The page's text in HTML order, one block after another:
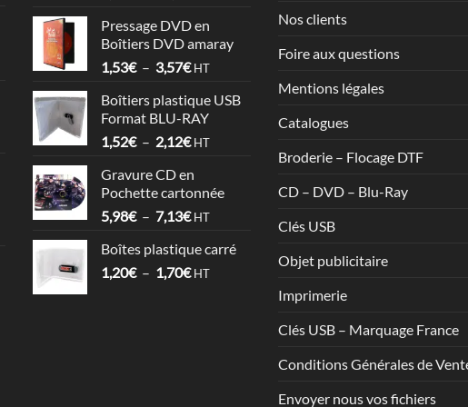
prix :
6,78€
à
Pressage DVD en
Boîtiers DVD amaray
1,53€ – 3,57€Plage
prix :
1,53€
à
HT
Boîtiers plastique USB
Format BLU-RAY
1,52€ – 2,12€Plage
prix :
1,52€
à
HT
Gravure CD en
Pochette cartonnée
5,98€ – 7,13€Plage
prix :
5,98€
HT
Boîtes plastique carré
1,20€ – 1,70€Plage
HT
Nos clients
Foire aux questions
Mentions légales
Catalogues
Broderie – Flocage DTF
CD – DVD – Blu-Ray
Clés USB
Objet publicitaire
Imprimerie
Clés USB – Marquage France
Conditions Générales de
Envoyer nous vos fichiers